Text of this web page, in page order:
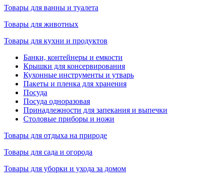
Товары для ванны и туалета
Товары для животных
Товары для кухни и продуктов
Банки, контейнеры и емкости
Крышки для консервирования
Кухонные инструменты и утварь
Пакеты и пленка для хранения
Посуда
Посуда одноразовая
Принадлежности для запекания и выпечки
Столовые приборы и ножи
Товары для отдыха на природе
Товары для сада и огорода
Товары для уборки и ухода за домом